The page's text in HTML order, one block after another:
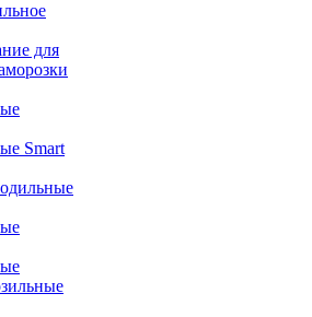
для
Smart